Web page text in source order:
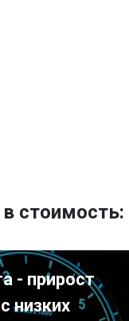
стоимость:
- прирост
низких